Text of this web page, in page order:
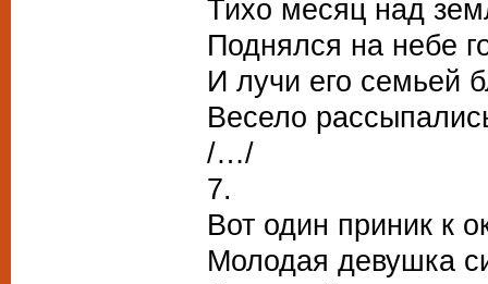
Тихо месяц над
Поднялся на небе
И лучи его семьей
Весело
/…/
7.
Вот один приник к
Молодая девушка